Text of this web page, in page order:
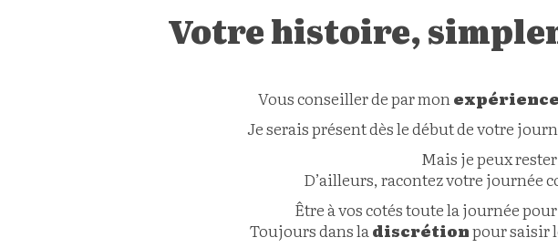
Votre histoire,
Vous conseiller de par monexpérience
Je serais présent dès le début de votre
Mais je peux
D’ailleurs, racontez votre journée
Être à vos cotés toute la journée
Toujours dans ladiscrétionpour saisir